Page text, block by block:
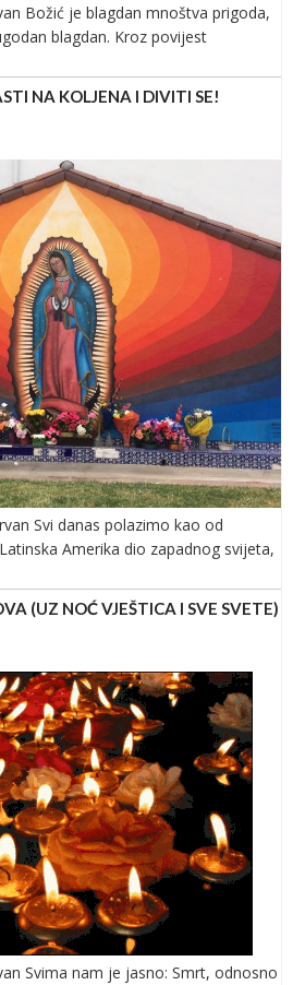
Božić je blagdan mnoštva prigoda,
blagdan. Kroz povijest
NA KOLJENA I DIVITI SE!
Svi danas polazimo kao od
Amerika dio zapadnog svijeta,
(UZ NOĆ VJEŠTICA I SVE SVETE)
Svima nam je jasno: Smrt, odnosno